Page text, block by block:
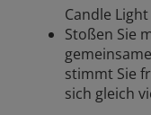
Candle
Stoßen Sie
stimmt Sie
sich gleich